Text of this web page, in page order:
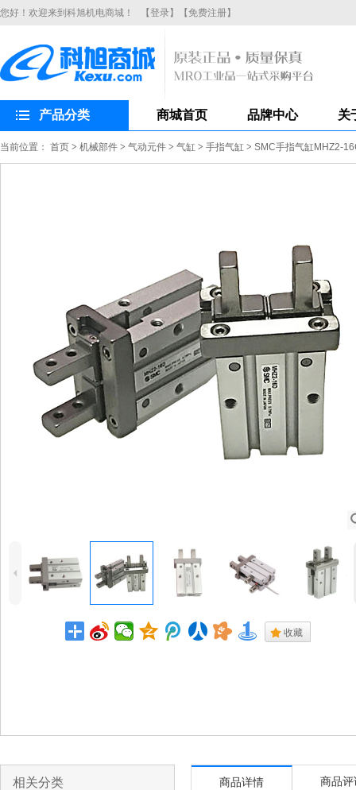
您好！欢迎来到科旭机电商城！ 【登录】 【免费注册】
产品分类 商城首页 品牌中心 关
当前位置： 首页 > 机械部件 > 气动元件 > 气缸 > 手指气缸 > SMC手指气缸MHZ2-
4
. 收藏
相关分类 商品详情 商品评